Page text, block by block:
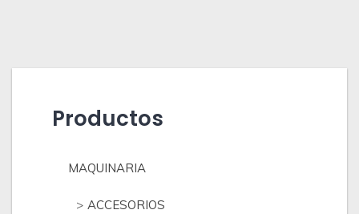
Productos
MAQUINARIA
ACCESORIOS